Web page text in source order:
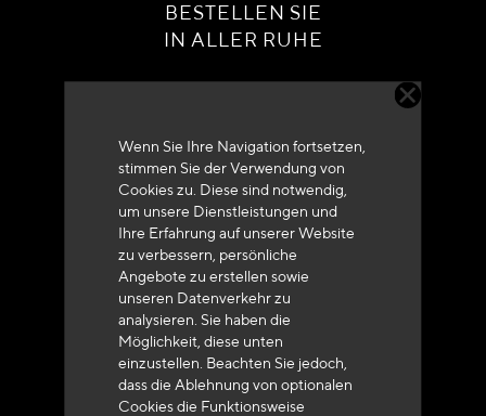
Wenn Sie Ihre Navigation fortsetzen,
stimmen Sie der Verwendung von
Cookies zu. Diese sind notwendig,
um unsere Dienstleistungen und
Ihre Erfahrung auf unserer Website
zu verbessern, persönliche
Angebote zu erstellen sowie
unseren Datenverkehr zu
analysieren. Sie haben die
Möglichkeit, diese unten
einzustellen. Beachten Sie jedoch,
dass die Ablehnung von optionalen
Cookies die Funktionsweise
BESTELLEN SIE
IN ALLER RUHE
Kundenservice
+33 (0)4 79 72 62 22 Drücken 1
Lieferung innerhalb von 48 bis 72 Stunden in
Metropolitan-Frankreich